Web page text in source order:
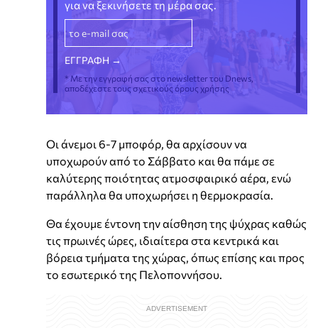
για να ξεκινήσετε τη μέρα σας.
* Με την εγγραφή σας στο newsletter του Dnews,
αποδέχεστε τους σχετικούς όρους χρήσης
Οι άνεμοι 6-7 μποφόρ, θα αρχίσουν να
υποχωρούν από το Σάββατο και θα πάμε σε
καλύτερης ποιότητας ατμοσφαιρικό αέρα, ενώ
παράλληλα θα υποχωρήσει η θερμοκρασία.
Θα έχουμε έντονη την αίσθηση της ψύχρας καθώς
τις πρωινές ώρες, ιδιαίτερα στα κεντρικά και
βόρεια τμήματα της χώρας, όπως επίσης και προς
το εσωτερικό της Πελοποννήσου.